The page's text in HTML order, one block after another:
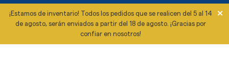
¡Estamos de inventario! Todos los pedidos que se realicen del 5 al 14
de agosto, serán enviados a partir del 18 de agosto. ¡Gracias por
confiar en nosotros!
×